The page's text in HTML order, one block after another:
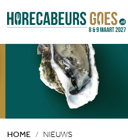
HOME
NIEUWS